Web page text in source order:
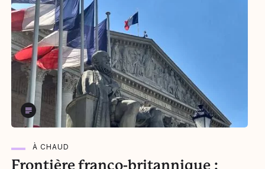
À CHAUD
Frontière franco-britannique :